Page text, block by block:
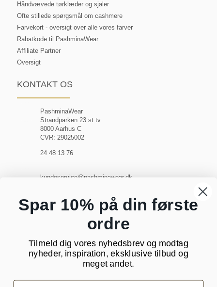
Håndvævede tørklæder og sjaler
Ofte stillede spørgsmål om cashmere
Farvekort - oversigt over alle vores farver
Rabatkode til PashminaWear
Affiliate Partner
Oversigt
KONTAKT OS
PashminaWear
Strandparken 23 st tv
8000 Aarhus C
CVR: 29025002
24 48 13 76
kundeservice@pashminawear.dk
Spar 10% på din første
ordre
Tilmeld dig vores nyhedsbrev og modtag
nyheder, inspiration, eksklusive tilbud og
meget andet.